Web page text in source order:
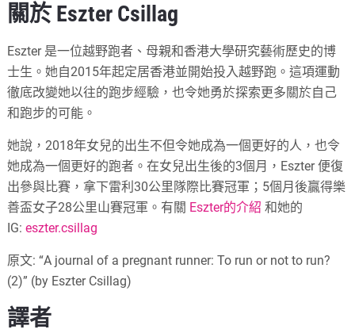
關於 Eszter Csillag
Eszter 是一位越野跑者、母親和香港大學研究藝術歷史的博
士生。她自2015年起定居香港並開始投入越野跑。這項運動
徹底改變她以往的跑步經驗，也令她勇於探索更多關於自己
和跑步的可能。
她說，2018年女兒的出生不但令她成為一個更好的人，也令
她成為一個更好的跑者。在女兒出生後的3個月，Eszter 便復
出參與比賽，拿下雷利30公里隊際比賽冠軍；5個月後贏得樂
善盃女子28公里山賽冠軍。有關 Eszter的介紹 和她的
IG:eszter.csillag
原文: “A journal of a pregnant runner: To run or not to run?
(2)” (by Eszter Csillag)
譯者